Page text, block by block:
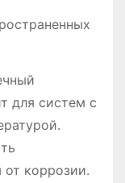
для систем с
коррозии.